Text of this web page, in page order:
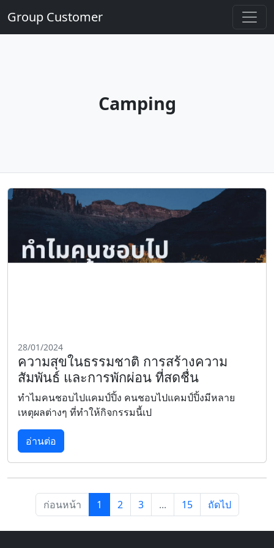
Group Customer
Camping
28/01/2024
ความสุขในธรรมชาติ การสร้างความ
สัมพันธ์ และการพักผ่อน ที่สดชื่น
ทำไมคนชอบไปแคมป์ปิ้ง คนชอบไปแคมป์ปิ้งมีหลาย
เหตุผลต่างๆ ที่ทำให้กิจกรรมนี้เป
อ่านต่อ
ก่อนหน้า 1 2 3 ... 15 ถัดไป